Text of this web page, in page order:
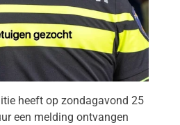
heeft op zondagavond 25
een melding ontvangen